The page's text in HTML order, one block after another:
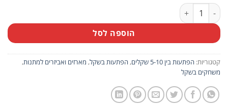
כמות של מארז 4 יח' בועות סבון צבעוניות בעיצוב דונאטס
הוספה לסל
קטגוריות: הפתעות בין 5-10 שקלים , הפתעות בשקל, מארזים ואביזרים למתנות,
משחקים בשקל